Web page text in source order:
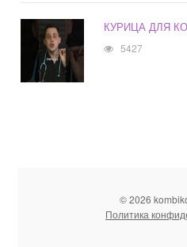
КУРИЦА ДЛЯ
5427
© 2026
Политика